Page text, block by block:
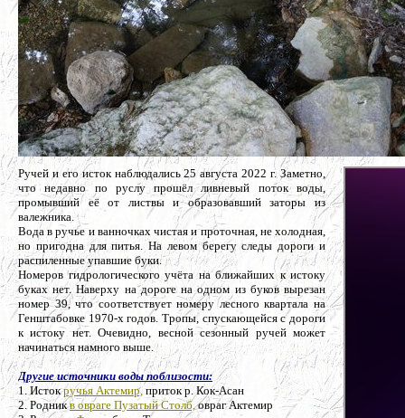
Ручей и его исток наблюдались 25 августа 2022 г. Заметно,
что недавно по руслу прошёл ливневый поток воды,
промывший её от листвы и образовавший заторы из
валежника.
Вода в ручье и ванночках чистая и проточная, не холодная,
но пригодна для питья. На левом берегу следы дороги и
распиленные упавшие буки.
Номеров гидрологического учёта на ближайших к истоку
буках нет. Наверху на дороге на одном из буков вырезан
номер 39, что соответствует номеру лесного квартала на
Генштабовке 1970-х годов. Тропы, спускающейся с дороги
к истоку нет. Очевидно, весной сезонный ручей может
начинаться намного выше.
Другие источники воды поблизости:
1. Истокручья Актемир, приток р. Кок-Асан
2. Родникв овраге Пузатый Столб,овраг Актемир